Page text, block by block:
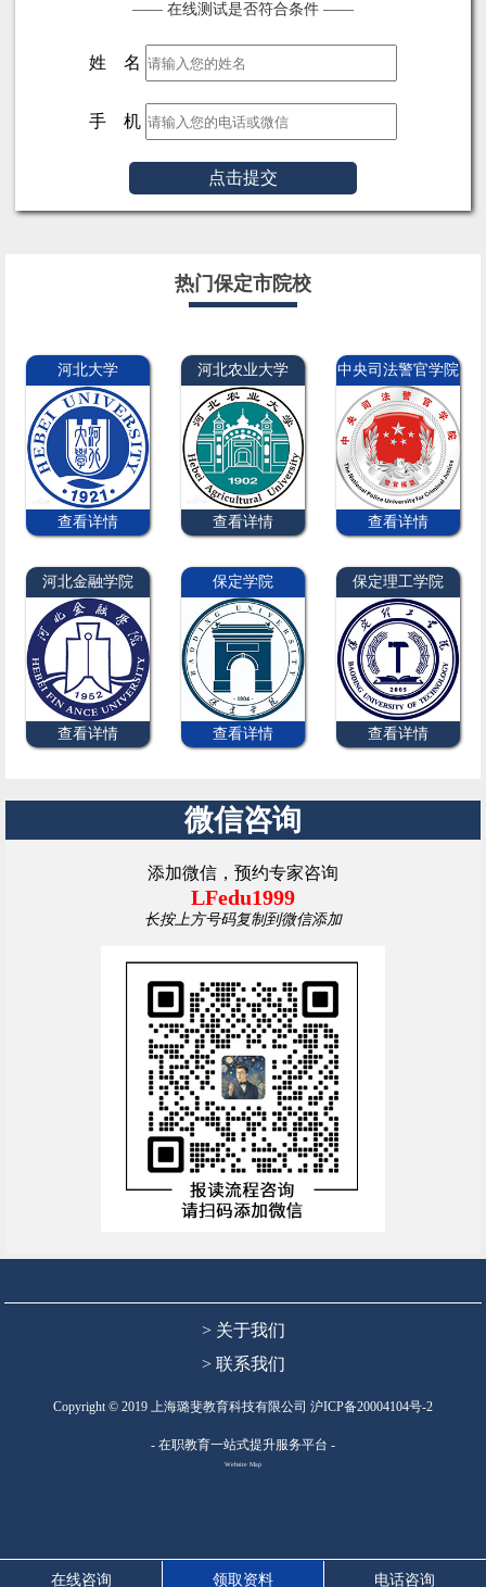
—— 在线测试是否符合条件 ——
姓 名
手 机
点击提交
热门保定市院校
河北大学
查看详情
河北农业大学
查看详情
中央司法警官学院
查看详情
河北金融学院
查看详情
保定学院
查看详情
保定理工学院
查看详情
微信咨询
添加微信，预约专家咨询
LFedu1999
长按上方号码复制到微信添加
> 关于我们
> 联系我们
Copyright © 2019 上海璐斐教育科技有限公司 沪ICP备20004104号-2
- 在职教育一站式提升服务平台 -
Website Map
在线咨询 领取资料 电话咨询